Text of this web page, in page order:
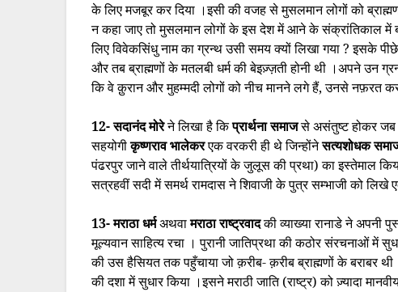
के लिए मजबूर कर दिया ।इसी की वजह से मुसलमान लोगों को
न कहा जाए तो मुसलमान लोगों के इस देश में आने के संक्रांतिकाल में
लिए विवेकसिंधु नाम का ग्रन्थ उसी समय क्यों लिखा गया ? इसके
और तब ब्राह्मणों के मतलबी धर्म की बेइज़्ज़ती होनी थी ।अपने उन
कि वे क़ुरान और मुहम्मदी लोगों को नीच मानने लगे हैं, उनसे नफ़रत
12- सदानंद मोरेने लिखा है किप्रार्थना समाजसे असंतुष्ट होकर
सहयोगीकृष्णराव भालेकरएक वरकरी ही थे जिन्होंनेसत्यशोधक
पंढरपुर जाने वाले तीर्थयात्रियों के जुलूस की प्रथा) का इस्तेमाल
सत्रहवीं सदी में समर्थ रामदास ने शिवाजी के पुत्र सम्भाजी को लिखे
13- मराठा धर्मअथवामराठा राष्ट्रवादकी व्याख्या रानाडे ने अपनी
मूल्यवान साहित्य रचा । पुरानी जातिप्रथा की कठोर संरचनाओं में
की उस हैसियत तक पहुँचाया जो क़रीब- क़रीब ब्राह्मणों के बराबर थी
की दशा में सुधार किया ।इसने मराठी जाति (राष्ट्र) को ज़्यादा